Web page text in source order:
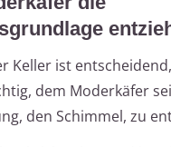
Keller ist
dem Moderkäfer
den Schimmel, zu